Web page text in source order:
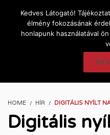
HOME HÍR DIGITÁLIS NYÍLT
Digitális
Kedves Látogató!
élmény fokozásának
honlapunk használatával